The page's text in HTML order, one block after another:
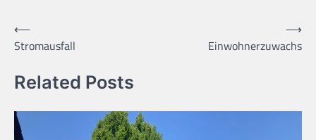
Beitragsnavigation
⟵
Stromausfall
Einwohnerzuwachs
⟶
Related Posts